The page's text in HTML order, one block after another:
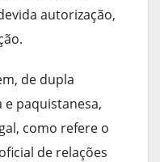
autorização,
de dupla
paquistanesa,
como refere o
de relações